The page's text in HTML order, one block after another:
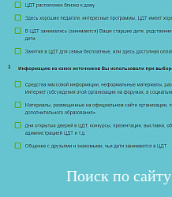
Поиск по сайту